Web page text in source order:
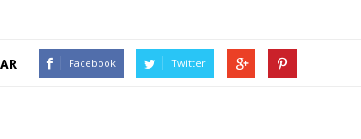
Facebook Twitter